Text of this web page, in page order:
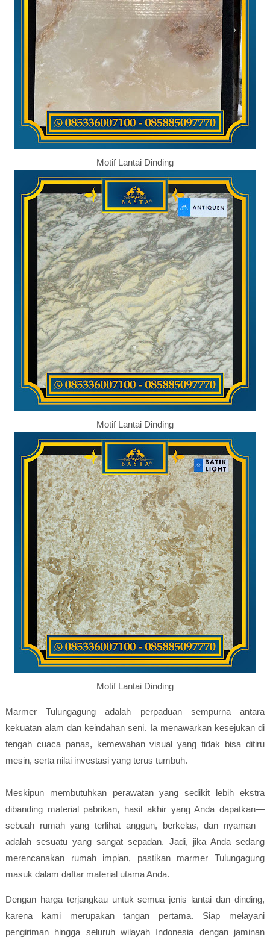
Motif Lantai Dinding
Motif Lantai Dinding
Motif Lantai Dinding
Marmer Tulungagung adalah perpaduan sempurna antara
kekuatan alam dan keindahan seni. Ia menawarkan kesejukan di
tengah cuaca panas, kemewahan visual yang tidak bisa ditiru
mesin, serta nilai investasi yang terus tumbuh.
Meskipun membutuhkan perawatan yang sedikit lebih ekstra
dibanding material pabrikan, hasil akhir yang Anda dapatkan—
sebuah rumah yang terlihat anggun, berkelas, dan nyaman—
adalah sesuatu yang sangat sepadan. Jadi, jika Anda sedang
merencanakan rumah impian, pastikan marmer Tulungagung
masuk dalam daftar material utama Anda.
Dengan harga terjangkau untuk semua jenis lantai dan dinding,
karena kami merupakan tangan pertama. Siap melayani
pengiriman hingga seluruh wilayah Indonesia dengan jaminan